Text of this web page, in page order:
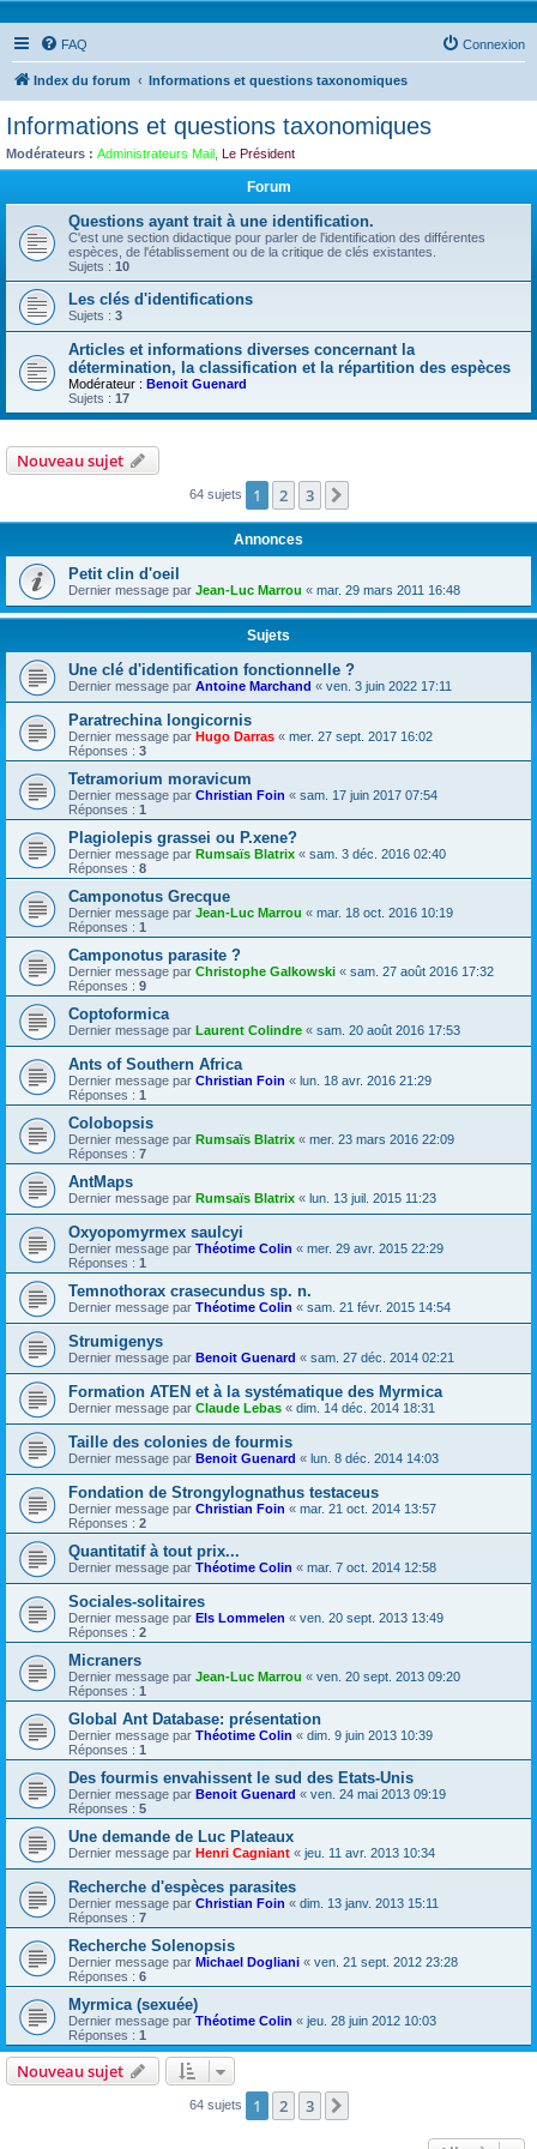
FAQ Connexion
Index du forum Informations et questions taxonomiques
Informations et questions taxonomiques
Modérateurs : Administrateurs Mail Le Président
Forum
Questions ayant trait à une identification.
C'est une section didactique pour parler de l'identification des différentes
espèces, de l'établissement ou de la critique de clés existantes.
Sujets : 10
Les clés d'identifications
Sujets : 3
Articles et informations diverses concernant la
détermination, la classification et la répartition des espèces
Modérateur : Benoit Guenard
Sujets : 17
Nouveau sujet
64 sujets 1 2 3
Annonces
Petit clin d'oeil
Dernier message par Jean-Luc Marrou « mar. 29 mars 2011 16:48
Sujets
Une clé d'identification fonctionnelle ?
Dernier message par Antoine Marchand « ven. 3 juin 2022 17:11
Paratrechina longicornis
Dernier message par Hugo Darras « mer. 27 sept. 2017 16:02
Réponses : 3
Tetramorium moravicum
Dernier message par Christian Foin « sam. 17 juin 2017 07:54
Réponses : 1
Plagiolepis grassei ou P.xene?
Dernier message par Rumsaïs Blatrix « sam. 3 déc. 2016 02:40
Réponses : 8
Camponotus Grecque
Dernier message par Jean-Luc Marrou « mar. 18 oct. 2016 10:19
Réponses : 1
Camponotus parasite ?
Dernier message par Christophe Galkowski « sam. 27 août 2016 17:32
Réponses : 9
Coptoformica
Dernier message par Laurent Colindre « sam. 20 août 2016 17:53
Ants of Southern Africa
Dernier message par Christian Foin « lun. 18 avr. 2016 21:29
Réponses : 1
Colobopsis
Dernier message par Rumsaïs Blatrix « mer. 23 mars 2016 22:09
Réponses : 7
AntMaps
Dernier message par Rumsaïs Blatrix « lun. 13 juil. 2015 11:23
Oxyopomyrmex saulcyi
Dernier message par Théotime Colin « mer. 29 avr. 2015 22:29
Réponses : 1
Temnothorax crasecundus sp. n.
Dernier message par Théotime Colin « sam. 21 févr. 2015 14:54
Strumigenys
Dernier message par Benoit Guenard « sam. 27 déc. 2014 02:21
Formation ATEN et à la systématique des Myrmica
Dernier message par Claude Lebas « dim. 14 déc. 2014 18:31
Taille des colonies de fourmis
Dernier message par Benoit Guenard « lun. 8 déc. 2014 14:03
Fondation de Strongylognathus testaceus
Dernier message par Christian Foin « mar. 21 oct. 2014 13:57
Réponses : 2
Quantitatif à tout prix...
Dernier message par Théotime Colin « mar. 7 oct. 2014 12:58
Sociales-solitaires
Dernier message par Els Lommelen « ven. 20 sept. 2013 13:49
Réponses : 2
Micraners
Dernier message par Jean-Luc Marrou « ven. 20 sept. 2013 09:20
Réponses : 1
Global Ant Database: présentation
Dernier message par Théotime Colin « dim. 9 juin 2013 10:39
Réponses : 1
Des fourmis envahissent le sud des Etats-Unis
Dernier message par Benoit Guenard « ven. 24 mai 2013 09:19
Réponses : 5
Une demande de Luc Plateaux
Dernier message par Henri Cagniant « jeu. 11 avr. 2013 10:34
Recherche d'espèces parasites
Dernier message par Christian Foin « dim. 13 janv. 2013 15:11
Réponses : 7
Recherche Solenopsis
Dernier message par Michael Dogliani « ven. 21 sept. 2012 23:28
Réponses : 6
Myrmica (sexuée)
Dernier message par Théotime Colin « jeu. 28 juin 2012 10:03
Réponses : 1
Nouveau sujet
64 sujets 1 2 3